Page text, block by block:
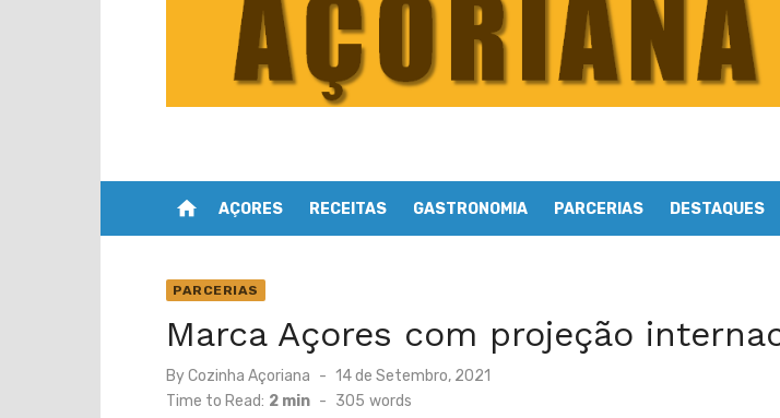
home AÇORES RECEITAS GASTRONOMIA PARCERIAS DESTAQUES
PARCERIAS
Marca Açores com projeção
ByCozinha Açoriana
Posted
on
14 de Setembro, 2021
Time to Read: 2 min - 305 words